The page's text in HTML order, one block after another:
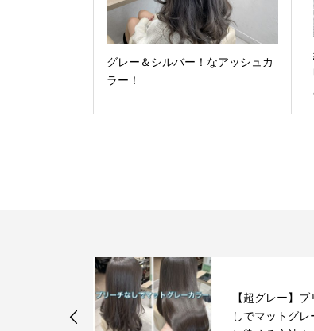
グレー＆シルバー！なアッシュカ
ラー！
縮毛矯正毛に
て失敗したチリ